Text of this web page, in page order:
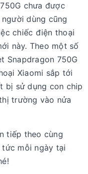
chưa được
dùng cũng
chiếc điện thoại
này. Theo một số
Snapdragon 750G
Xiaomi sắp tới
bị sử dụng con chip
trường vào nửa
tiếp theo cùng
tức mỗi ngày tại